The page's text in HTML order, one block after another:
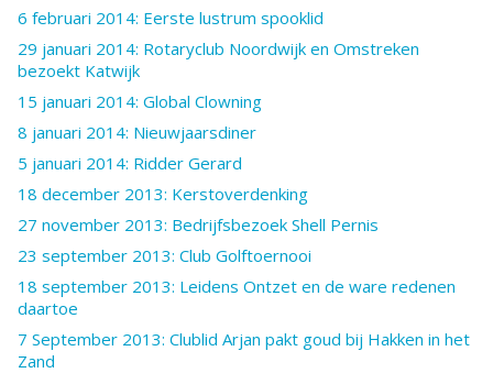
6 februari 2014: Eerste lustrum spooklid
29 januari 2014: Rotaryclub Noordwijk en Omstreken
bezoekt Katwijk
15 januari 2014: Global Clowning
8 januari 2014: Nieuwjaarsdiner
5 januari 2014: Ridder Gerard
18 december 2013: Kerstoverdenking
27 november 2013: Bedrijfsbezoek Shell Pernis
23 september 2013: Club Golftoernooi
18 september 2013: Leidens Ontzet en de ware redenen
daartoe
7 September 2013: Clublid Arjan pakt goud bij Hakken in het
Zand